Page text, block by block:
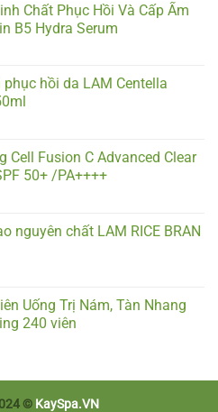
Chất Phục Hồi Và Cấp Ẩm
B5 Hydra Serum
phục hồi da LAM Centella
Cell Fusion C Advanced Clear
50+ /PA++++
nguyên chất LAM RICE BRAN
Uống Trị Nám, Tàn Nhang
240 viên
© KaySpa.VN